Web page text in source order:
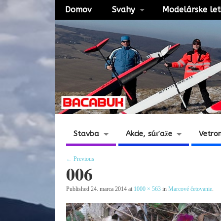
Domov Svahy Modelárske
Stavba Akcie, súťaže
← Previous
006
Published24. marca 2014 at 1000 × 563 inMarcové četovanie